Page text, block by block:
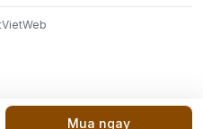
Mua ngay